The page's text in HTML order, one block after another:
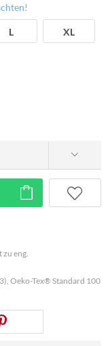
L XL
eng.
Oeko-Tex® Standard 100